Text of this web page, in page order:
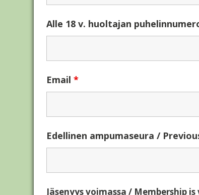
Alle 18 v. huoltajan
Email *
Edellinen ampumaseura /
Jäsenyys voimassa / Membership is